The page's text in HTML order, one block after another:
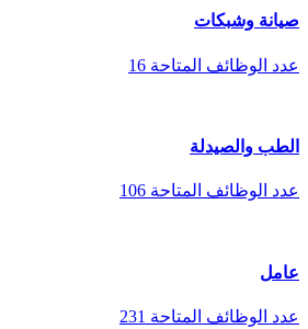
صيانة وشبكات
عدد الوظائف المتاحة
الطب والصيدلة
عدد الوظائف المتاحة
عامل
عدد الوظائف المتاحة